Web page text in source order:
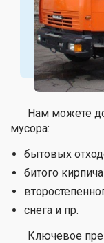
Нам можете
мусора:
бытовых
битого
снега и пр.
Ключевое